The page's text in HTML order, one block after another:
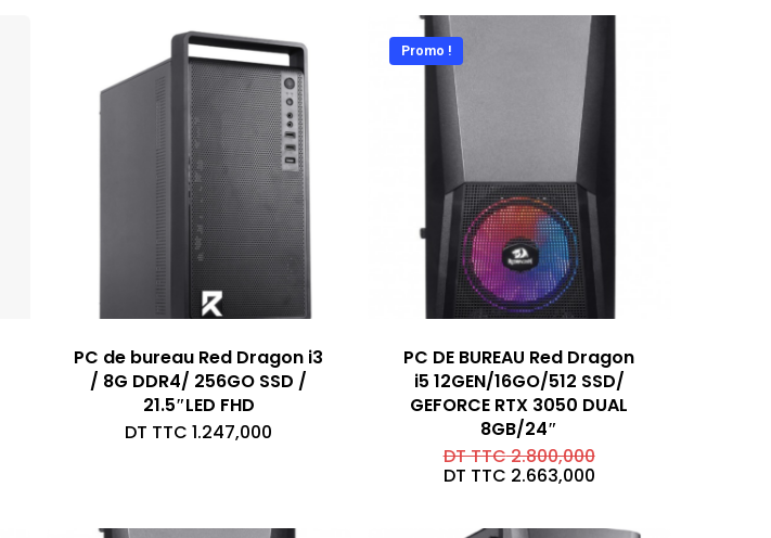
PC de bureau Red Dragon i3
/ 8G DDR4/ 256GO SSD /
21.5″LED FHD
DT TTC 1.247,000
Promo !
PC DE BUREAU Red Dragon
i5 12GEN/16GO/512 SSD/
GEFORCE RTX 3050 DUAL
8GB/24″
DT TTC2.800,000Le
prix
DT
DT TTC 2.663,000Le
est :